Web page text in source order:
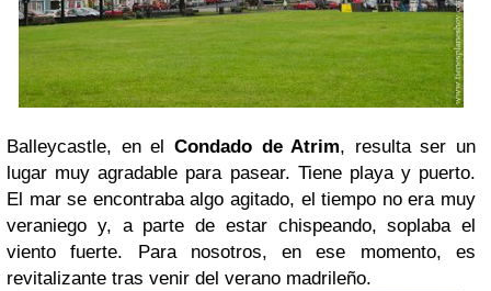
Balleycastle, en el Condado de Atrim, resulta ser un
lugar muy agradable para pasear. Tiene playa y puerto.
El mar se encontraba algo agitado, el tiempo no era muy
veraniego y, a parte de estar chispeando, soplaba el
viento fuerte. Para nosotros, en ese momento, es
revitalizante tras venir del verano madrileño.